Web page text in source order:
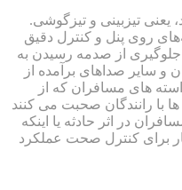
یعنی تیزبینی و تیزگوشی.
روی پنل و کنترل دقیق
جلوگیری از صدمه رسیدن به
و سایر صداهای برآمده از
های مسافران که از
با رانندگان صحبت می کنند
در اثر حادثه یا اینکه
برای کنترل صحت عملکرد